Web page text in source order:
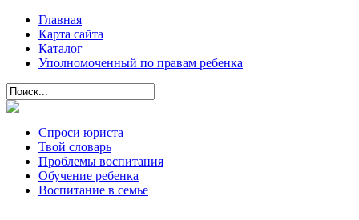
Главная
Карта сайта
Каталог
Уполномоченный по правам ребенка
Спроси юриста
Твой словарь
Проблемы воспитания
Обучение ребенка
Воспитание в семье